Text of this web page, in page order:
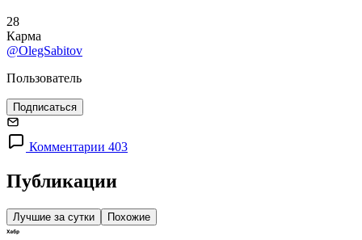
28
Карма
@OlegSabitov
Пользователь
Подписаться
Комментарии 403
Публикации
Лучшие за сутки Похожие